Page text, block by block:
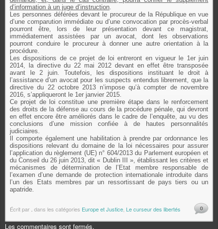
d’information à un juge d’instruction.
Les personnes déférées devant le procureur de la République en vue
d’une comparution immédiate ou d’une convocation par procès-verbal
pourront être, lors de leur présentation devant ce magistrat,
immédiatement assistées par un avocat, dont les observations
pourront conduire le procureur à donner une autre orientation à la
procédure.
Les dispositions de ce projet de loi entreront en vigueur le 1er juin
2014, la directive du 22 mai 2012 devant en effet être transposée
avant le 2 juin. Toutefois, les dispositions instituant le droit à
l’assistance d’un avocat pour les suspects entendus librement, que la
directive du 22 octobre 2013 n’impose qu’à compter de novembre
2016, s’appliqueront le 1er janvier 2015.
Ce projet de loi constitue une première étape dans le renforcement
des droits de la défense au cours de la procédure pénale, qui devront
en effet encore être améliorés dans le cadre de l’enquête, au vu des
conclusions d’une mission confiée à de hautes personnalités
judiciaires.
Il comporte également une habilitation à prendre par ordonnance les
dispositions relevant du domaine de la loi nécessaires pour assurer
l’application du règlement (UE) n° 604/2013 du Parlement européen et
du Conseil du 26 juin 2013, dit « Dublin III », établissant les critères et
mécanismes de détermination de l’Etat membre responsable de
l’examen d’une demande de protection internationale introduite dans
l’un des Etats membres par un ressortissant de pays tiers ou un
apatride.
Écrit par dans les catégories Europe et Justice Le curseur des libertés 0
Les commentaires sont fermés.